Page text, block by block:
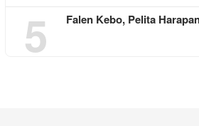
5 Falen Kebo, Pelita